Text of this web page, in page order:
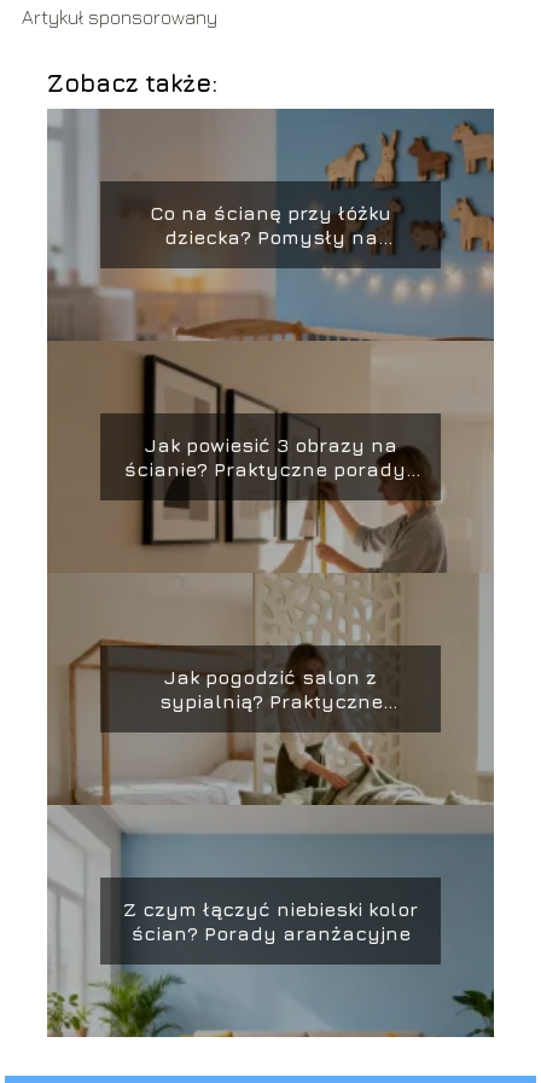
Artykuł sponsorowany
Zobacz także:
Co na ścianę przy łóżku
dziecka? Pomysły na
Jak powiesić 3 obrazy na
ścianie? Praktyczne porady i
Jak pogodzić salon z
sypialnią? Praktyczne
porady aranżacyjne
Z czym łączyć niebieski kolor
ścian? Porady aranżacyjne